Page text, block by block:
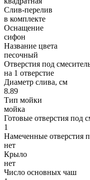
Слив-перелив
в комплекте
Оснащение
сифон
Название цвета
песочный
Отверстия под
на 1 отверстие
Диаметр слива, см
8.89
Тип мойки
мойка
Готовые отверстия под
1
Намеченные отверстия
нет
Крыло
нет
Число основных чаш